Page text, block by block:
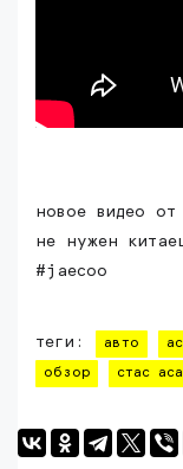
новое видео
не нужен
#jaecoo
теги: авто
обзор стас